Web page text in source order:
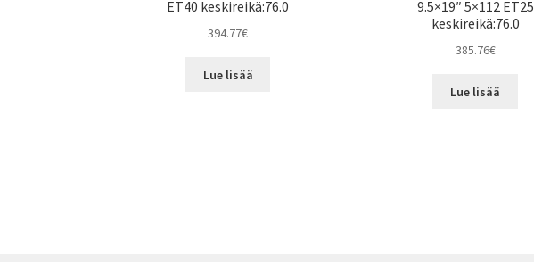
ET40 keskireikä:76.0
394.77€
Lue lisää
9.5×19″ 5×112 ET25
keskireikä:76.0
385.76€
Lue lisää